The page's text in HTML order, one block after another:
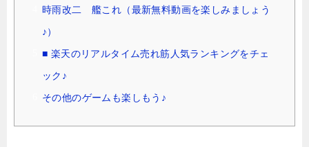
時雨改二 艦これ（最新無料動画を楽しみましょう
♪）
■ 楽天のリアルタイム売れ筋人気ランキングをチェ
ック♪
その他のゲームも楽しもう♪